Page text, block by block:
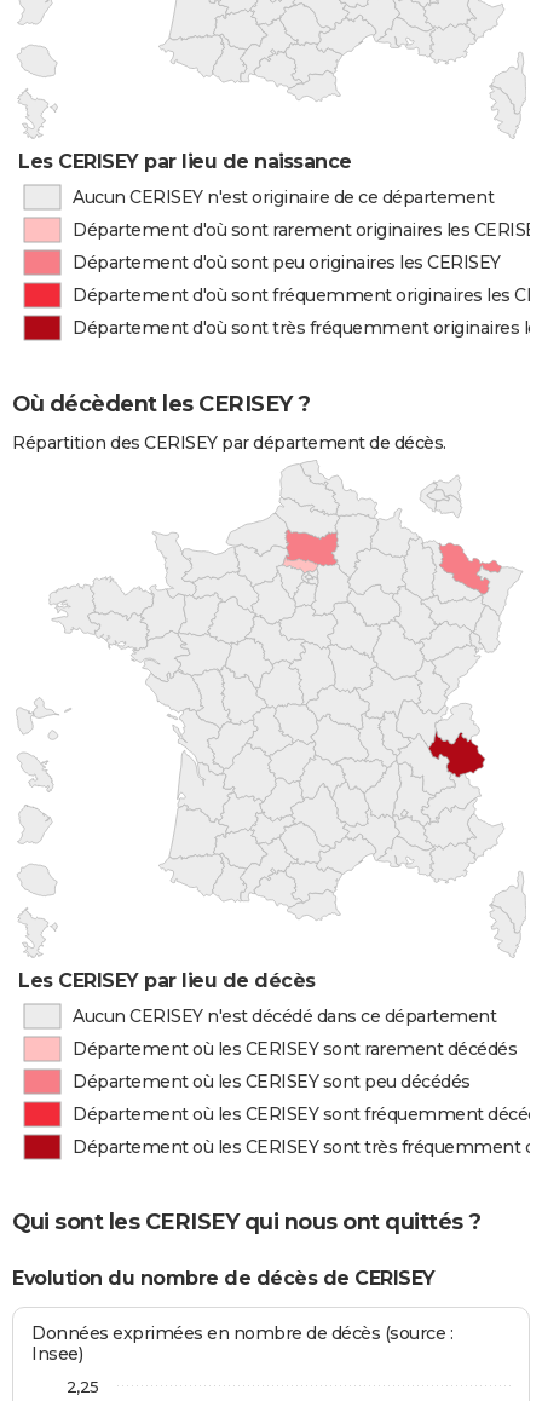
Les CERISEY par lieu de naissance
Aucun CERISEY n'est originaire de ce département
Département d'où sont rarement originaires les
Département d'où sont peu originaires les CERISEY
Département d'où sont fréquemment originaires les
Département d'où sont très fréquemment originaires
Où décèdent les CERISEY ?
Répartition des CERISEY par département de décès.
Les CERISEY par lieu de décès
Aucun CERISEY n'est décédé dans ce département
Département où les CERISEY sont rarement décédés
Département où les CERISEY sont peu décédés
Département où les CERISEY sont fréquemment
Département où les CERISEY sont très fréquemment
Qui sont les CERISEY qui nous ont quittés ?
Evolution du nombre de décès de CERISEY
Données exprimées en nombre de décès (source :
Insee)
2,25